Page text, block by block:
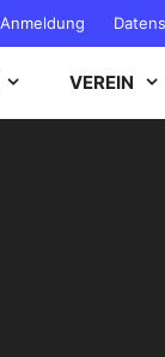
Anmeldung
VEREIN